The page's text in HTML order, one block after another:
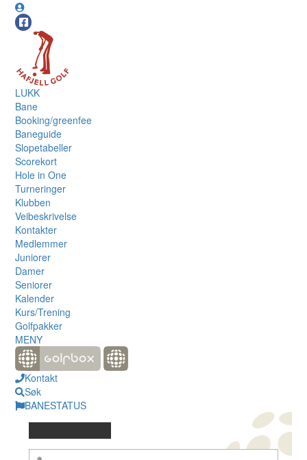
LUKK
Bane
Booking/greenfee
Baneguide
Slopetabeller
Scorekort
Hole in One
Turneringer
Klubben
Veibeskrivelse
Kontakter
Medlemmer
Juniorer
Damer
Seniorer
Kalender
Kurs/Trening
Golfpakker
MENY
Kontakt
Søk
BANESTATUS